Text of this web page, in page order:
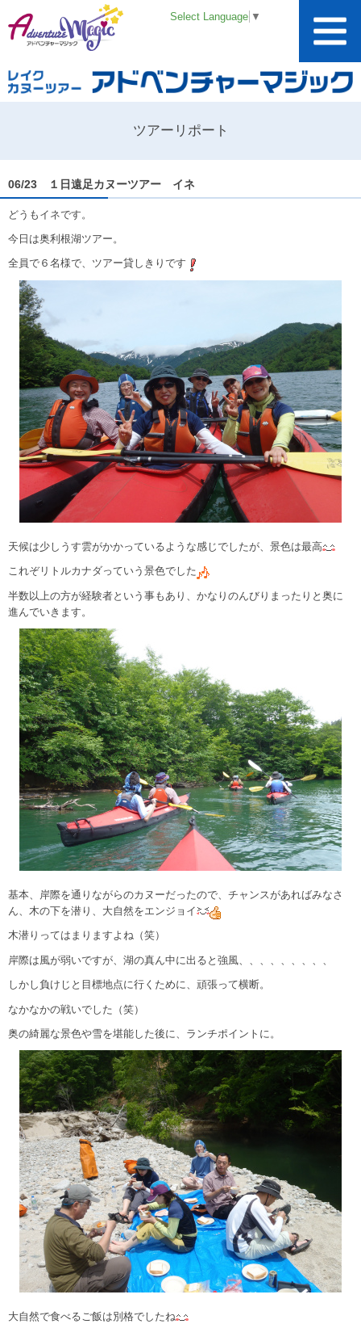
Select Language ▼
ツアーリポート
06/23 １日遠足カヌーツアー イネ
どうもイネです。
今日は奥利根湖ツアー。
全員で６名様で、ツアー貸しきりです
天候は少しうす雲がかかっているような感じでしたが、景色は最高
これぞリトルカナダっていう景色でした
半数以上の方が経験者という事もあり、かなりのんびりまったりと奥に
進んでいきます。
基本、岸際を通りながらのカヌーだったので、チャンスがあればみなさ
ん、木の下を潜り、大自然をエンジョイ
木潜りってはまりますよね（笑）
岸際は風が弱いですが、湖の真ん中に出ると強風、、、、、、、、、
しかし負けじと目標地点に行くために、頑張って横断。
なかなかの戦いでした（笑）
奥の綺麗な景色や雪を堪能した後に、ランチポイントに。
大自然で食べるご飯は別格でしたね